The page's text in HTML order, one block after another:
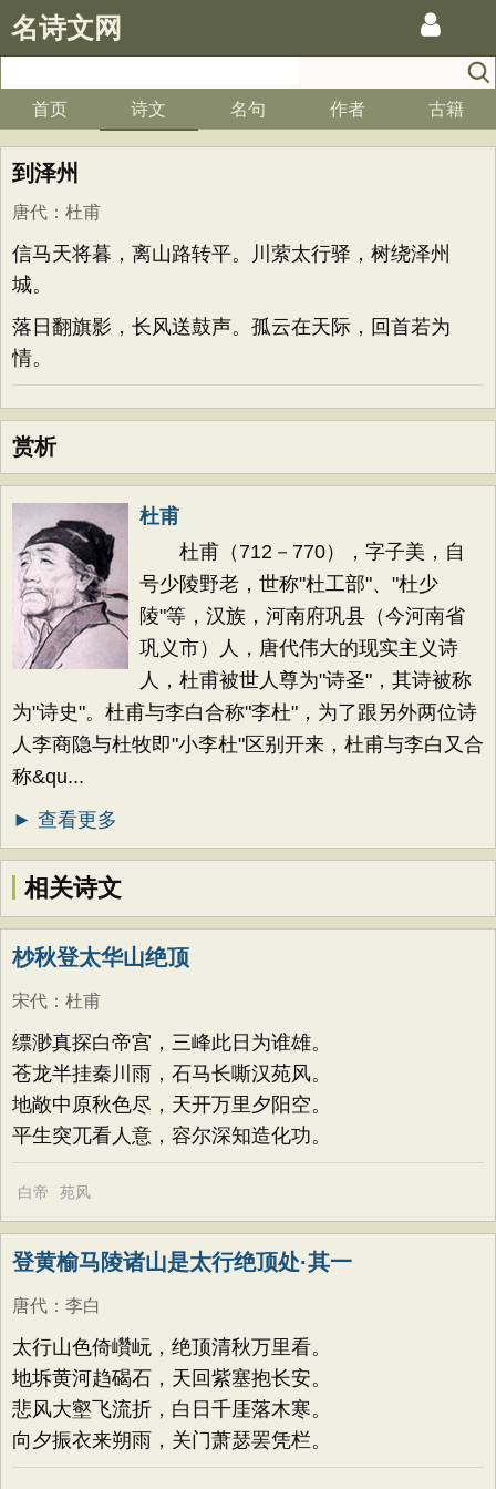
名诗文网
首页 诗文 名句 作者 古籍
到泽州
唐代 ： 杜甫
信马天将暮，离山路转平。川萦太行驿，树绕泽州
城。
落日翻旗影，长风送鼓声。孤云在天际，回首若为
情。
赏析
杜甫
杜甫（712－770），字子美，自
号少陵野老，世称"杜工部"、"杜少
陵"等，汉族，河南府巩县（今河南省
巩义市）人，唐代伟大的现实主义诗
人，杜甫被世人尊为"诗圣"，其诗被称
为"诗史"。杜甫与李白合称"李杜"，为了跟另外两位诗
人李商隐与杜牧即"小李杜"区别开来，杜甫与李白又合
称&qu...
► 查看更多
相关诗文
杪秋登太华山绝顶
宋代 ： 杜甫
缥渺真探白帝宫，三峰此日为谁雄。
苍龙半挂秦川雨，石马长嘶汉苑风。
地敞中原秋色尽，天开万里夕阳空。
平生突兀看人意，容尔深知造化功。
白帝 苑风
登黄榆马陵诸山是太行绝顶处·其一
唐代 ： 李白
太行山色倚巑岏，绝顶清秋万里看。
地坼黄河趋碣石，天回紫塞抱长安。
悲风大壑飞流折，白日千厓落木寒。
向夕振衣来朔雨，关门萧瑟罢凭栏。